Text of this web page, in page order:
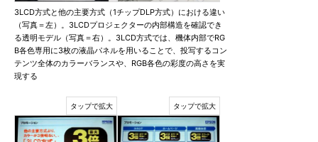
3LCD方式と他の主要方式（1チップDLP方式）における違い
（写真＝左）。3LCDプロジェクターの内部構造を確認でき
る透明モデル（写真＝右）。3LCD方式では、機体内部でRG
B各色専用に3枚の液晶パネルを用いることで、投写するコン
テンツ全体のカラーバランスや、RGB各色の彩度の高さを実
現する